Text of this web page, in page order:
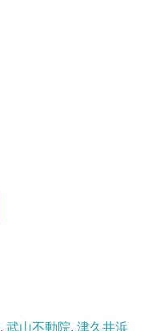
, 武山不動院, 津久井浜